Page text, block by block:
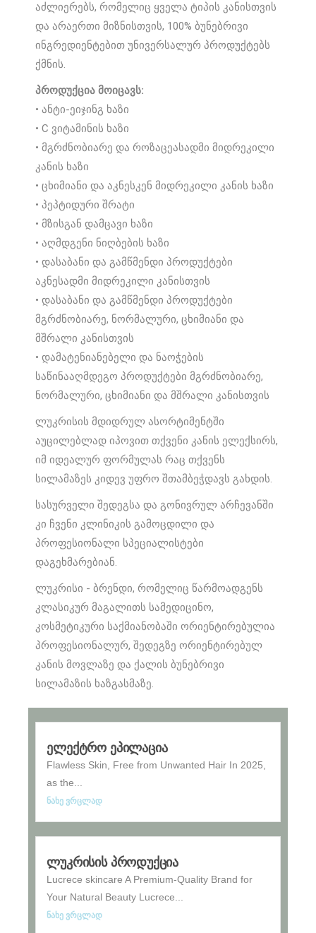
აძლიერებს, რომელიც ყველა ტიპის კანისთვის
და არაერთი მიზნისთვის, 100% ბუნებრივი
ინგრედიენტებით უნივერსალურ პროდუქტებს
ქმნის.
პროდუქცია მოიცავს:
• ანტი-ეიჯინგ ხაზი
• C ვიტამინის ხაზი
• მგრძნობიარე და როზაცეასადმი მიდრეკილი
კანის ხაზი
• ცხიმიანი და აკნესკენ მიდრეკილი კანის ხაზი
• პეპტიდური შრატი
• მზისგან დამცავი ხაზი
• აღმდგენი ნიღბების ხაზი
• დასაბანი და გამწმენდი პროდუქტები
აკნესადმი მიდრეკილი კანისთვის
• დასაბანი და გამწმენდი პროდუქტები
მგრძნობიარე, ნორმალური, ცხიმიანი და
მშრალი კანისთვის
• დამატენიანებელი და ნაოჭების
საწინააღმდეგო პროდუქტები მგრძნობიარე,
ნორმალური, ცხიმიანი და მშრალი კანისთვის
ლუკრისის მდიდრულ ასორტიმენტში
აუცილებლად იპოვით თქვენი კანის ელექსირს,
იმ იდეალურ ფორმულას რაც თქვენს
სილამაზეს კიდევ უფრო შთამბეჭდავს გახდის.
სასურველი შედეგსა და გონივრულ არჩევანში
კი ჩვენი კლინიკის გამოცდილი და
პროფესიონალი სპეციალისტები
დაგეხმარებიან.
ლუკრისი - ბრენდი, რომელიც წარმოადგენს
კლასიკურ მაგალითს სამედიცინო,
კოსმეტიკური საქმიანობაში ორიენტირებულია
პროფესიონალურ, შედეგზე ორიენტირებულ
კანის მოვლაზე და ქალის ბუნებრივი
სილამაზის ხაზგასმაზე.
ელექტრო ეპილაცია
Flawless Skin, Free from Unwanted Hair In 2025,
as the...
ნახე ვრცლად
ლუკრისის პროდუქცია
Lucrece skincare A Premium-Quality Brand for
Your Natural Beauty Lucrece...
ნახე ვრცლად